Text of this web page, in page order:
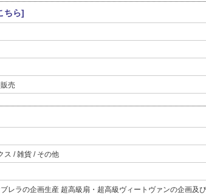
ちら]
売
ス / 雑貨 / その他
レラの企画生産 超高級扇・超高級ヴィートヴァンの企画及